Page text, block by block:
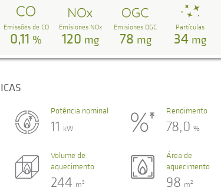
Emissões de CO
0,11 %
Emisiones NOx
120 mg
Emisiones OGC
78 mg
Partículas
34 mg
Potência nominal
11 kW
Rendimento
78,0%
Volume de
aquecimento
244 m3
Área de
aquecimento
98 m2